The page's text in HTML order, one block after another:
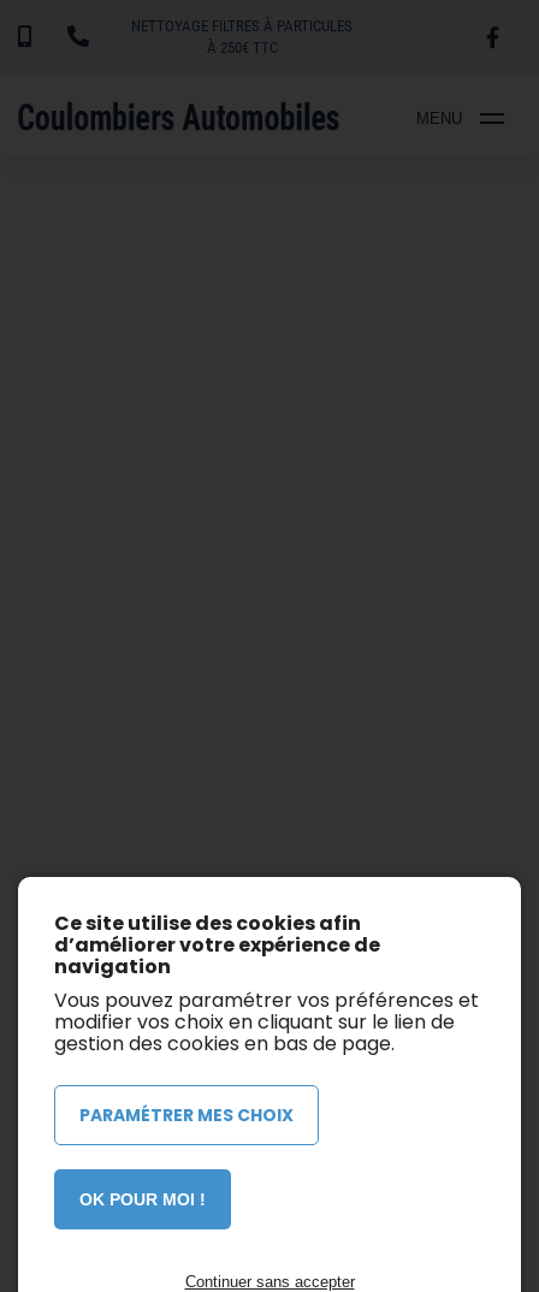
NETTOYAGE FILTRES À PARTICULES
À 250€ TTC
MENU
Afficher les filtres de recherche
Il n’y a aucun véhicule.
Ce site utilise des cookies afin
d’améliorer votre expérience de
navigation
Vous pouvez paramétrer vos préférences et
modifier vos choix en cliquant sur le lien de
gestion des cookies en bas de page.
PARAMÉTRER MES CHOIX
OK POUR MOI !
Continuer sans accepter